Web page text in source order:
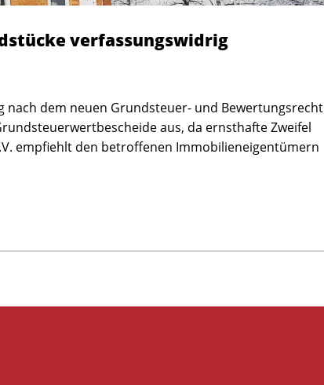
verfassungswidrig
nach dem neuen Grundsteuer- und Bewertungsrecht
aus, da ernsthafte Zweifel
empfiehlt den betroffenen Immobilieneigentümern